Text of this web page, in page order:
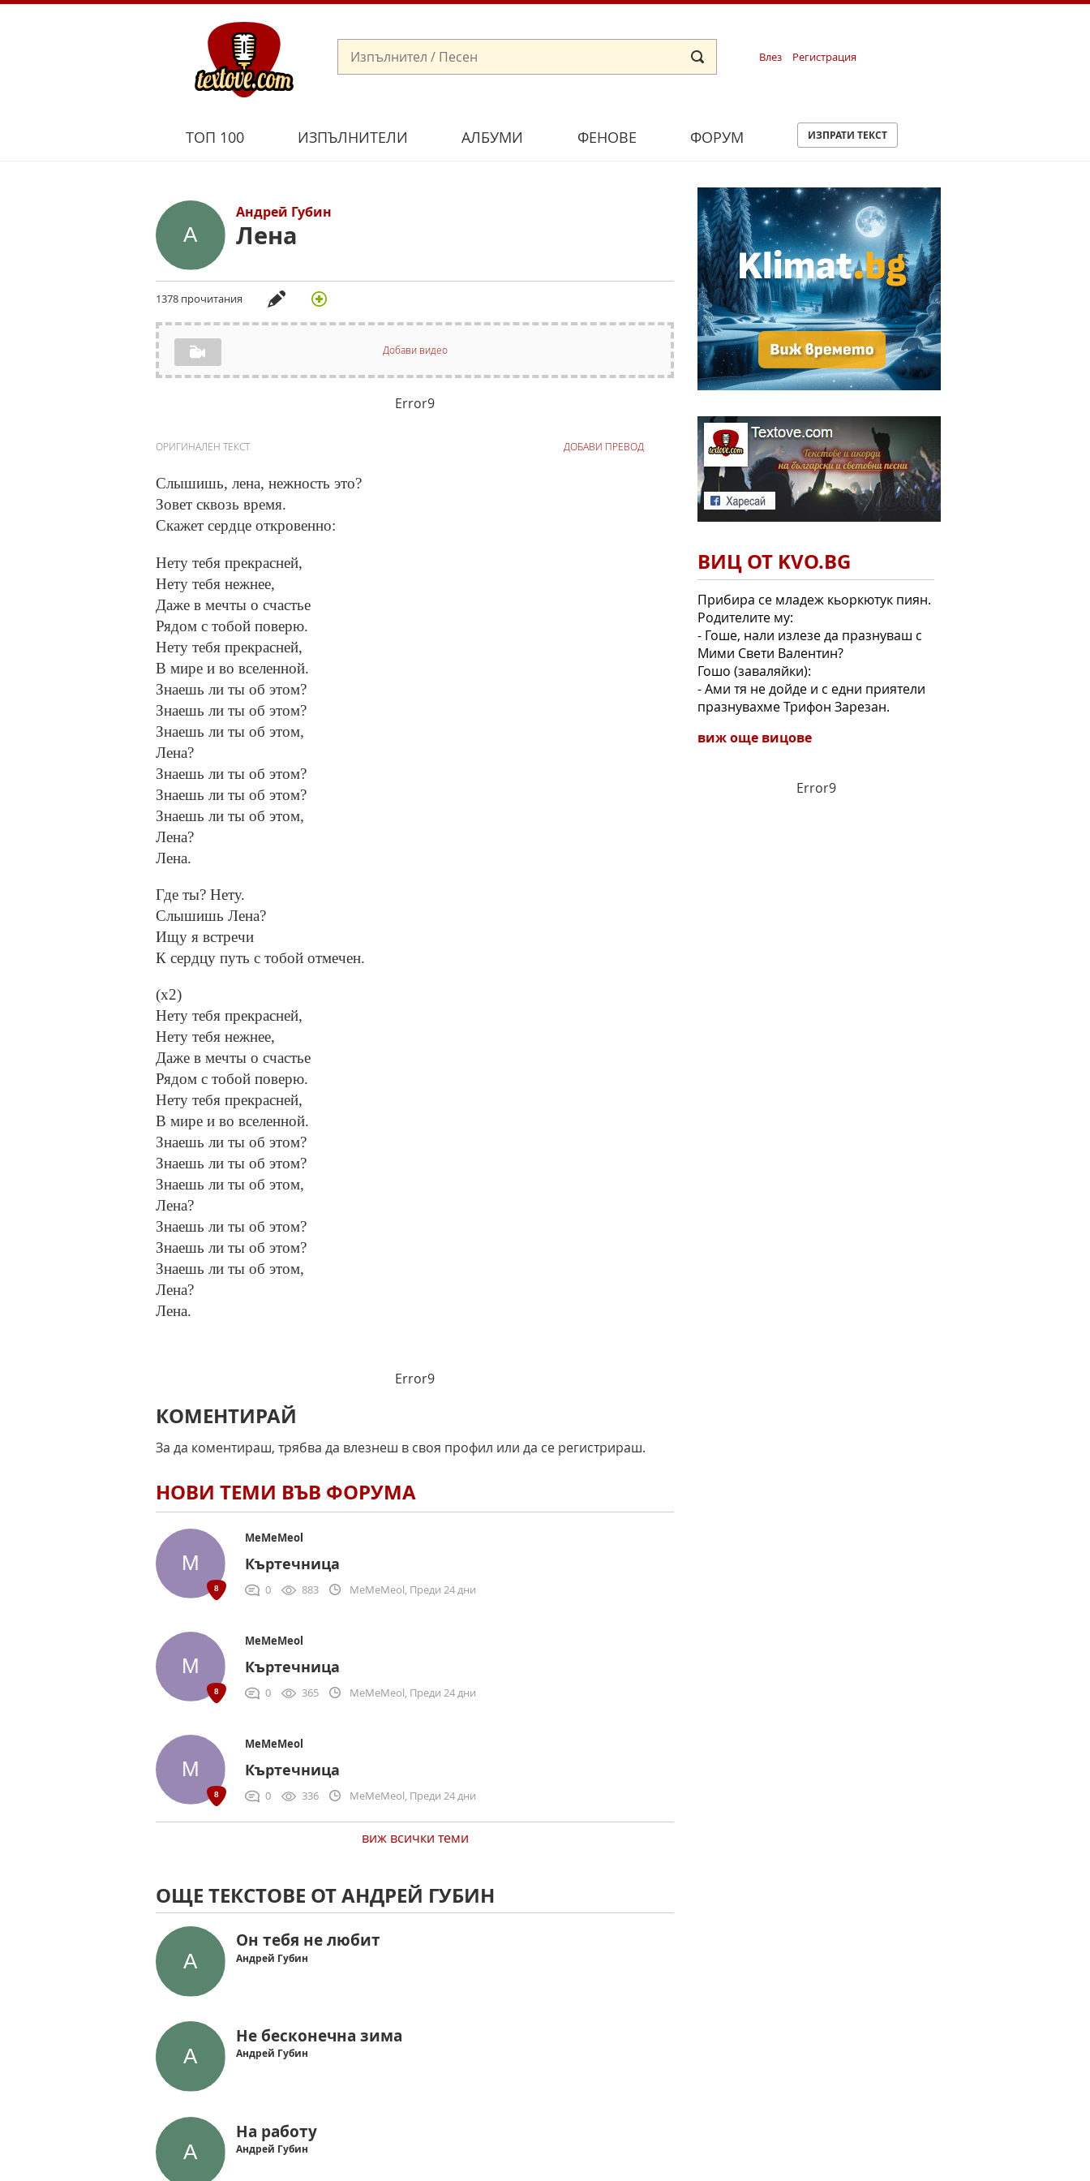
Влез Регистрация
ТОП 100 ИЗПЪЛНИТЕЛИ АЛБУМИ ФЕНОВЕ ФОРУМ ИЗПРАТИ ТЕКСТ
Андрей Губин
Лена
1378 прочитания
Добави видео
Error9
ОРИГИНАЛЕН ТЕКСТ
Слышишь, лена, нежность это?
Зовет сквозь время.
Скажет сердце откровенно:
Нету тебя прекрасней,
Нету тебя нежнее,
Даже в мечты о счастье
Рядом с тобой поверю.
Нету тебя прекрасней,
В мире и во вселенной.
Знаешь ли ты об этом?
Знаешь ли ты об этом?
Знаешь ли ты об этом,
Лена?
Знаешь ли ты об этом?
Знаешь ли ты об этом?
Знаешь ли ты об этом,
Лена?
Лена.
Где ты? Нету.
Слышишь Лена?
Ищу я встречи
К сердцу путь с тобой отмечен.
(х2)
Нету тебя прекрасней,
Нету тебя нежнее,
Даже в мечты о счастье
Рядом с тобой поверю.
Нету тебя прекрасней,
В мире и во вселенной.
Знаешь ли ты об этом?
Знаешь ли ты об этом?
Знаешь ли ты об этом,
Лена?
Знаешь ли ты об этом?
Знаешь ли ты об этом?
Знаешь ли ты об этом,
Лена?
Лена.
ДОБАВИ ПРЕВОД
Error9
КОМЕНТИРАЙ
За да коментираш, трябва да влезнеш в своя профил или да се регистрираш.
НОВИ ТЕМИ ВЪВ ФОРУМА
MeMeMeol
Къртечница
0 883 MeMeMeol, Преди 24 дни
MeMeMeol
Къртечница
0 365 MeMeMeol, Преди 24 дни
MeMeMeol
Къртечница
0 336 MeMeMeol, Преди 24 дни
виж всички теми
ОЩЕ ТЕКСТОВЕ ОТ АНДРЕЙ ГУБИН
Он тебя не любит
Андрей Губин
Не бесконечна зима
Андрей Губин
На работу
Андрей Губин
ВИЦ ОТ KVO.BG
Прибира се младеж кьоркютук пиян.
Родителите му:
- Гоше, нали излезе да празнуваш с
Мими Свети Валентин?
Гошо (заваляйки):
- Ами тя не дойде и с едни приятели
празнувахме Трифон Зарезан.
виж още вицове
Error9